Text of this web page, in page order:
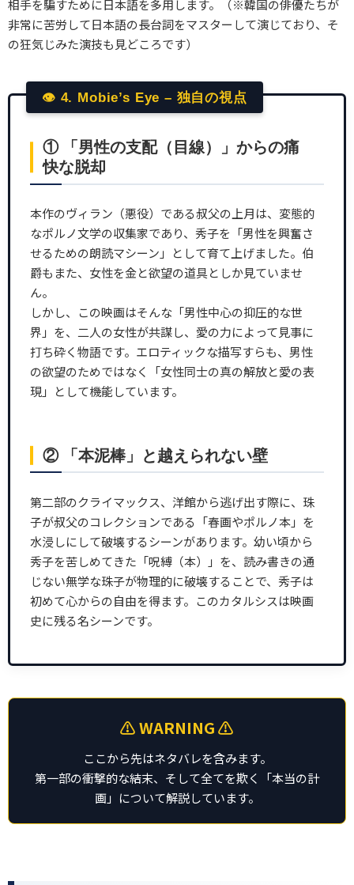
相手を騙すために日本語を多用します。（※韓国の俳優たちが
非常に苦労して日本語の長台詞をマスターして演じており、そ
の狂気じみた演技も見どころです）
👁 4. Mobie’s Eye – 独自の視点
① 「男性の支配（目線）」からの痛
快な脱却
本作のヴィラン（悪役）である叔父の上月は、変態的
なポルノ文学の収集家であり、秀子を「男性を興奮さ
せるための朗読マシーン」として育て上げました。伯
爵もまた、女性を金と欲望の道具としか見ていませ
ん。
しかし、この映画はそんな「男性中心の抑圧的な世
界」を、二人の女性が共謀し、愛の力によって見事に
打ち砕く物語です。エロティックな描写すらも、男性
の欲望のためではなく「女性同士の真の解放と愛の表
現」として機能しています。
② 「本泥棒」と越えられない壁
第二部のクライマックス、洋館から逃げ出す際に、珠
子が叔父のコレクションである「春画やポルノ本」を
水浸しにして破壊するシーンがあります。幼い頃から
秀子を苦しめてきた「呪縛（本）」を、読み書きの通
じない無学な珠子が物理的に破壊することで、秀子は
初めて心からの自由を得ます。このカタルシスは映画
史に残る名シーンです。
⚠️ WARNING ⚠️
ここから先はネタバレを含みます。
第一部の衝撃的な結末、そして全てを欺く「本当の計
画」について解説しています。